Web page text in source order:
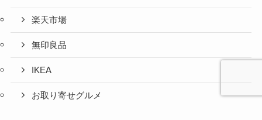
楽天市場
無印良品
IKEA
お取り寄せグルメ